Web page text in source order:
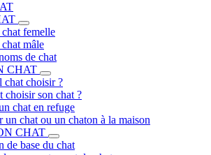
femelle
mâle
de chat
CHAT
chat choisir ?
choisir son chat ?
chat en refuge
un chat ou un chaton à la maison
CHAT
de base du chat